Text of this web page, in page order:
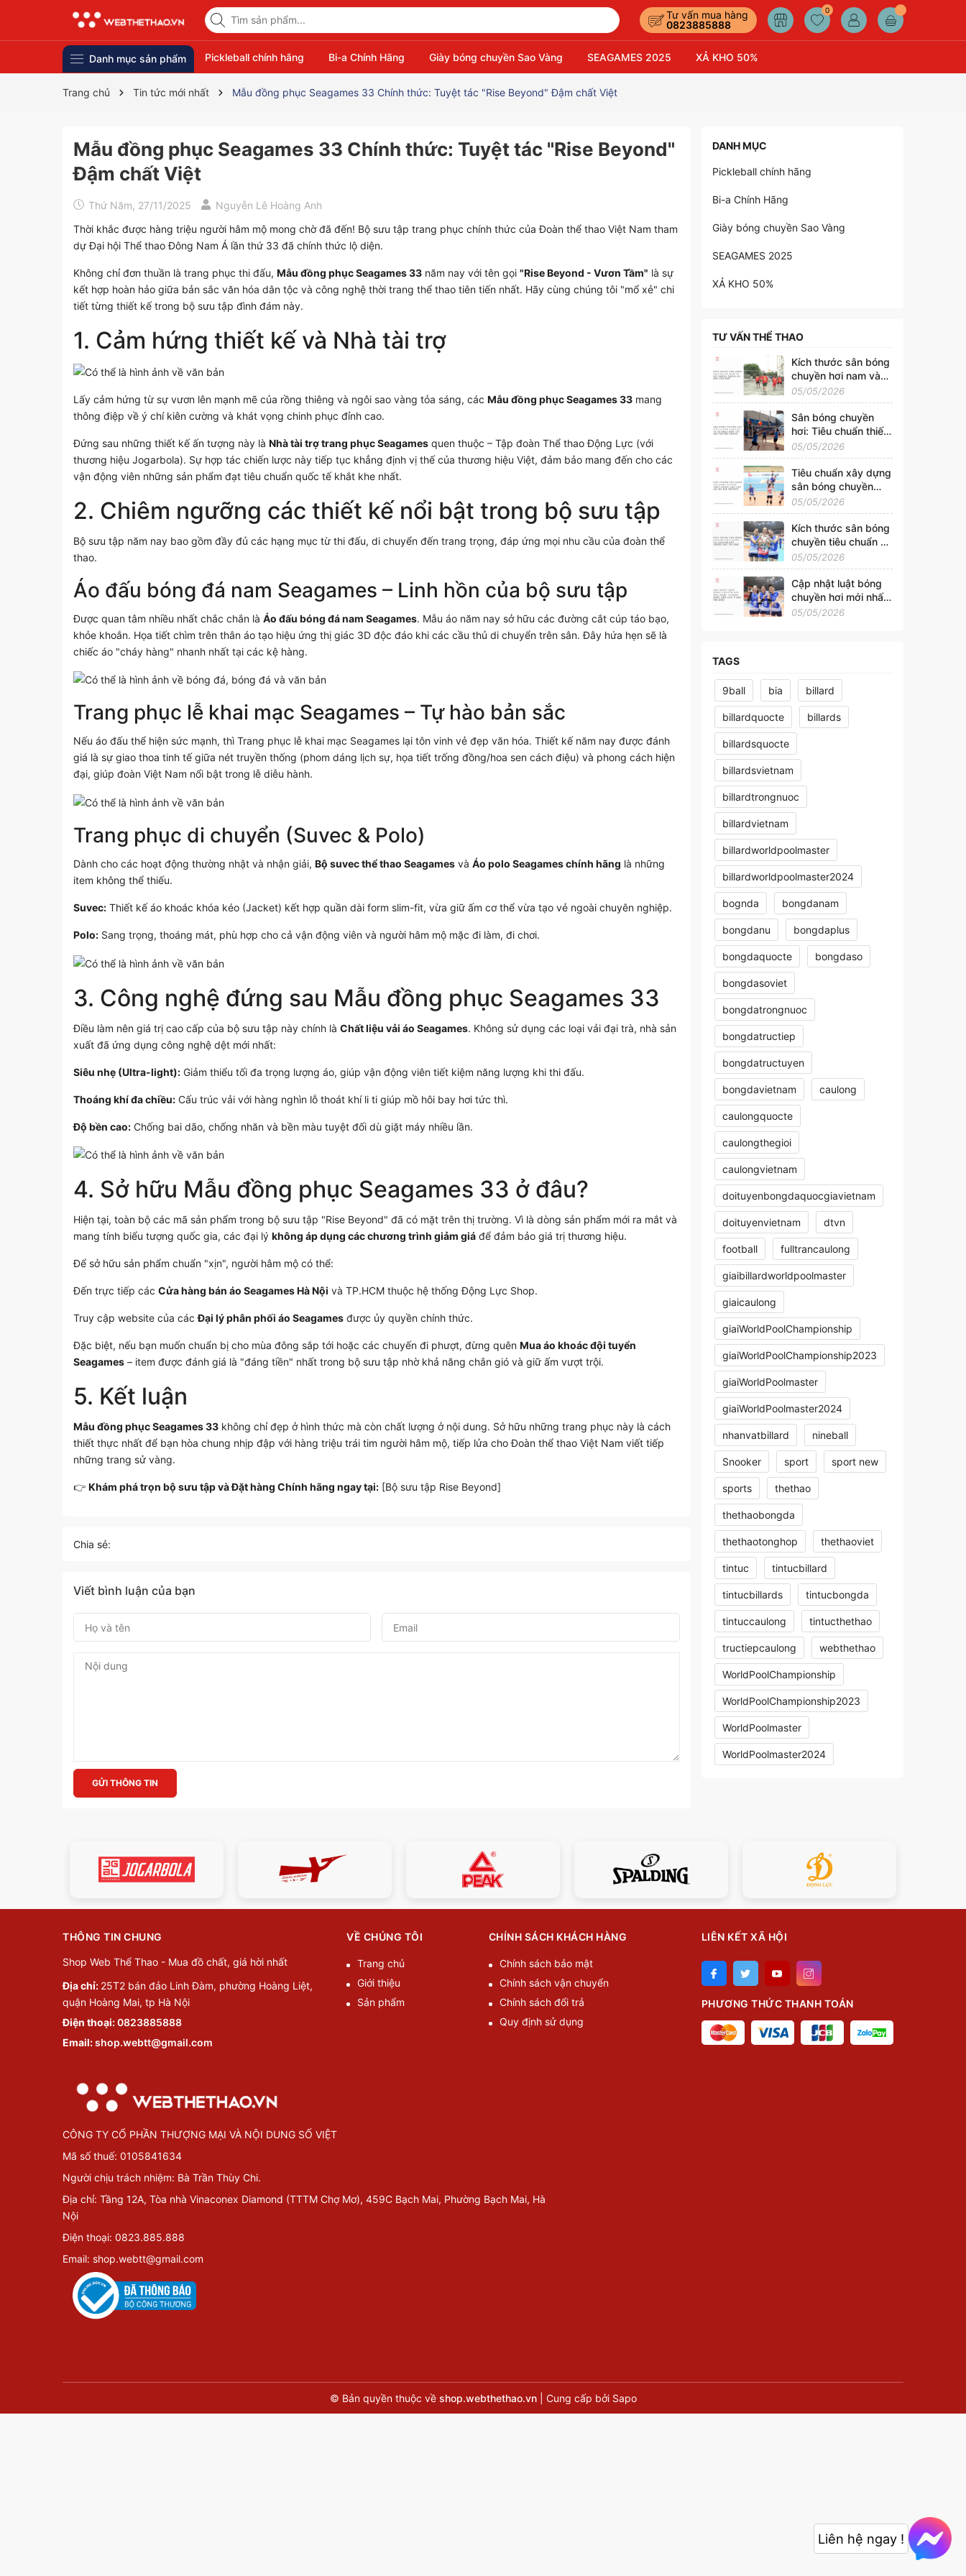
Tư vấn mua hàng
0823885888
0
Danh mục sản phẩm Pickleball chính hãng Bi-a Chính Hãng Giày bóng chuyền Sao Vàng SEAGAMES 2025 XẢ KHO 50%
Trang chủ Tin tức mới nhất Mẫu đồng phục Seagames 33 Chính thức: Tuyệt tác "Rise Beyond" Đậm chất Việt
Mẫu đồng phục Seagames 33 Chính thức: Tuyệt tác "Rise Beyond"
Đậm chất Việt
Thứ Năm, 27/11/2025
Nguyễn Lê Hoàng Anh
Thời khắc được hàng triệu người hâm mộ mong chờ đã đến! Bộ sưu tập trang phục chính thức của Đoàn thể thao Việt Nam tham
dự Đại hội Thể thao Đông Nam Á lần thứ 33 đã chính thức lộ diện.
Không chỉ đơn thuần là trang phục thi đấu, Mẫu đồng phục Seagames 33 năm nay với tên gọi "Rise Beyond - Vươn Tầm" là sự
kết hợp hoàn hảo giữa bản sắc văn hóa dân tộc và công nghệ thời trang thể thao tiên tiến nhất. Hãy cùng chúng tôi "mổ xẻ" chi
tiết từng thiết kế trong bộ sưu tập đình đám này.
1. Cảm hứng thiết kế và Nhà tài trợ
Lấy cảm hứng từ sự vươn lên mạnh mẽ của rồng thiêng và ngôi sao vàng tỏa sáng, các Mẫu đồng phục Seagames 33 mang
thông điệp về ý chí kiên cường và khát vọng chinh phục đỉnh cao.
Đứng sau những thiết kế ấn tượng này là Nhà tài trợ trang phục Seagames quen thuộc – Tập đoàn Thể thao Động Lực (với
thương hiệu Jogarbola). Sự hợp tác chiến lược này tiếp tục khẳng định vị thế của thương hiệu Việt, đảm bảo mang đến cho các
vận động viên những sản phẩm đạt tiêu chuẩn quốc tế khắt khe nhất.
2. Chiêm ngưỡng các thiết kế nổi bật trong bộ sưu tập
Bộ sưu tập năm nay bao gồm đầy đủ các hạng mục từ thi đấu, di chuyển đến trang trọng, đáp ứng mọi nhu cầu của đoàn thể
thao.
Áo đấu bóng đá nam Seagames – Linh hồn của bộ sưu tập
Được quan tâm nhiều nhất chắc chắn là Áo đấu bóng đá nam Seagames. Mẫu áo năm nay sở hữu các đường cắt cúp táo bạo,
khỏe khoắn. Họa tiết chìm trên thân áo tạo hiệu ứng thị giác 3D độc đáo khi các cầu thủ di chuyển trên sân. Đây hứa hẹn sẽ là
chiếc áo "cháy hàng" nhanh nhất tại các kệ hàng.
Trang phục lễ khai mạc Seagames – Tự hào bản sắc
Nếu áo đấu thể hiện sức mạnh, thì Trang phục lễ khai mạc Seagames lại tôn vinh vẻ đẹp văn hóa. Thiết kế năm nay được đánh
giá là sự giao thoa tinh tế giữa nét truyền thống (phom dáng lịch sự, họa tiết trống đồng/hoa sen cách điệu) và phong cách hiện
đại, giúp đoàn Việt Nam nổi bật trong lễ diễu hành.
Trang phục di chuyển (Suvec & Polo)
Dành cho các hoạt động thường nhật và nhận giải, Bộ suvec thể thao Seagames và Áo polo Seagames chính hãng là những
item không thể thiếu.
Suvec: Thiết kế áo khoác khóa kéo (Jacket) kết hợp quần dài form slim-fit, vừa giữ ấm cơ thể vừa tạo vẻ ngoài chuyên nghiệp.
Polo: Sang trọng, thoáng mát, phù hợp cho cả vận động viên và người hâm mộ mặc đi làm, đi chơi.
3. Công nghệ đứng sau Mẫu đồng phục Seagames 33
Điều làm nên giá trị cao cấp của bộ sưu tập này chính là Chất liệu vải áo Seagames. Không sử dụng các loại vải đại trà, nhà sản
xuất đã ứng dụng công nghệ dệt mới nhất:
Siêu nhẹ (Ultra-light): Giảm thiểu tối đa trọng lượng áo, giúp vận động viên tiết kiệm năng lượng khi thi đấu.
Thoáng khí đa chiều: Cấu trúc vải với hàng nghìn lỗ thoát khí li ti giúp mồ hôi bay hơi tức thì.
Độ bền cao: Chống bai dão, chống nhăn và bền màu tuyệt đối dù giặt máy nhiều lần.
4. Sở hữu Mẫu đồng phục Seagames 33 ở đâu?
Hiện tại, toàn bộ các mã sản phẩm trong bộ sưu tập "Rise Beyond" đã có mặt trên thị trường. Vì là dòng sản phẩm mới ra mắt và
mang tính biểu tượng quốc gia, các đại lý không áp dụng các chương trình giảm giá để đảm bảo giá trị thương hiệu.
Để sở hữu sản phẩm chuẩn "xịn", người hâm mộ có thể:
Đến trực tiếp các Cửa hàng bán áo Seagames Hà Nội và TP.HCM thuộc hệ thống Động Lực Shop.
Truy cập website của cácĐại lý phân phối áo Seagames được ủy quyền chính thức.
Đặc biệt, nếu bạn muốn chuẩn bị cho mùa đông sắp tới hoặc các chuyến đi phượt, đừng quên Mua áo khoác đội tuyển
Seagames – item được đánh giá là "đáng tiền" nhất trong bộ sưu tập nhờ khả năng chắn gió và giữ ấm vượt trội.
5. Kết luận
Mẫu đồng phục Seagames 33 không chỉ đẹp ở hình thức mà còn chất lượng ở nội dung. Sở hữu những trang phục này là cách
thiết thực nhất để bạn hòa chung nhịp đập với hàng triệu trái tim người hâm mộ, tiếp lửa cho Đoàn thể thao Việt Nam viết tiếp
những trang sử vàng.
👉 Khám phá trọn bộ sưu tập và Đặt hàng Chính hãng ngay tại: [Bộ sưu tập Rise Beyond]
Chia sẻ:
Viết bình luận của bạn
GỬI THÔNG TIN
DANH MỤC
Pickleball chính hãng
Bi-a Chính Hãng
Giày bóng chuyền Sao Vàng
SEAGAMES 2025
XẢ KHO 50%
TƯ VẤN THỂ THAO
Kích thước sân bóng
chuyền hơi nam và
nữ: Những thông số
bạn cần biết
05/05/2026
Sân bóng chuyền
hơi: Tiêu chuẩn thiết
kế và sự khác biệt
với sân truyền thống
05/05/2026
Tiêu chuẩn xây dựng
sân bóng chuyền
chất lượng cho câu
lạc bộ địa phương
05/05/2026
Kích thước sân bóng
chuyền tiêu chuẩn và
cách kẻ sân chuẩn
xác tại nhà
05/05/2026
Cập nhật luật bóng
chuyền hơi mới nhất:
Những điều cần lưu ý
05/05/2026
TAGS
9ball bia billard
billardquocte billards
billardsquocte
billardsvietnam
billardtrongnuoc
billardvietnam
billardworldpoolmaster
billardworldpoolmaster2024
bognda bongdanam
bongdanu bongdaplus
bongdaquocte bongdaso
bongdasoviet
bongdatrongnuoc
bongdatructiep
bongdatructuyen
bongdavietnam caulong
caulongquocte
caulongthegioi
caulongvietnam
doituyenbongdaquocgiavietnam
doituyenvietnam dtvn
football fulltrancaulong
giaibillardworldpoolmaster
giaicaulong
giaiWorldPoolChampionship
giaiWorldPoolChampionship2023
giaiWorldPoolmaster
giaiWorldPoolmaster2024
nhanvatbillard nineball
Snooker sport sport new
sports thethao
thethaobongda
thethaotonghop thethaoviet
tintuc tintucbillard
tintucbillards tintucbongda
tintuccaulong tintucthethao
tructiepcaulong webthethao
WorldPoolChampionship
WorldPoolChampionship2023
WorldPoolmaster
WorldPoolmaster2024
THÔNG TIN CHUNG
Shop Web Thể Thao - Mua đồ chất, giá hời nhất
Địa chỉ: 25T2 bán đảo Linh Đàm, phường Hoàng Liệt,
quận Hoàng Mai, tp Hà Nội
Điện thoại:0823885888
Email:shop.webtt@gmail.com
VỀ CHÚNG TÔI
Trang chủ
Giới thiệu
Sản phẩm
CHÍNH SÁCH KHÁCH HÀNG
Chính sách bảo mật
Chính sách vận chuyển
Chính sách đổi trả
Quy định sử dụng
LIÊN KẾT XÃ HỘI
PHƯƠNG THỨC THANH TOÁN
CÔNG TY CỔ PHẦN THƯỢNG MẠI VÀ NỘI DUNG SỐ VIỆT
Mã số thuế: 0105841634
Người chịu trách nhiệm: Bà Trần Thùy Chi.
Địa chỉ: Tầng 12A, Tòa nhà Vinaconex Diamond (TTTM Chợ Mơ), 459C Bạch Mai, Phường Bạch Mai, Hà
Nội
Điện thoại: 0823.885.888
Email: shop.webtt@gmail.com
© Bản quyền thuộc về shop.webthethao.vn Cung cấp bởi Sapo
Liên hệ ngay !